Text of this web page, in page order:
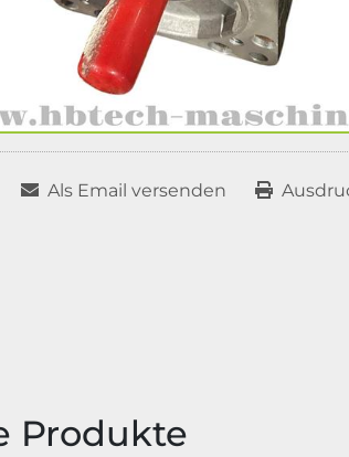
Als Email versenden
Produkte